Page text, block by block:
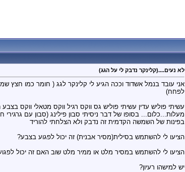
לא נעים....(קלינקר נדבק לי על הגג)
אני עובד בנמל אשדוד וככה הגיע לי קלינקר לגג ( חומר כמו חצץ
לפחח)
מעלות...כלום... בסופו של דבר ניסיתי סבון פילינג (סבון עם
בפינות של השמשה הקדמית זה נדבק ולא הצלחתי להוריד
הציעו לי להשתמש בסילית(מסיר אבנית) זה יכול לפגוע בצבע?
הציעו לי להשתמש במסיר מלט או ממיר מלט שוב האם זה יכול
יש למישהו רעיון?